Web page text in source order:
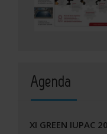
Agenda
XI GREEN IUPAC